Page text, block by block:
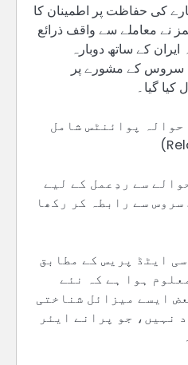
کی حفاظت پر اطمینان کا
نے معاملے سے واقف ذرائع
کے ساتھ دوبارہ
سروس کے مشورے پر
کیا گیا۔
پوائنٹس شامل
سے ردِعمل کے لیے
سے رابطہ کر رکھا
ایٹڈ پریس کے مطابق
ہوا ہے کہ نئے
ایسے میزائل شناختی
نہیں، جو پرانے ایئر